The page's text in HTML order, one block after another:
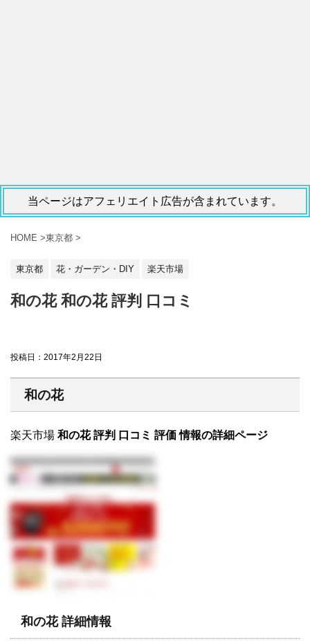
当ページはアフェリエイト広告が含まれています。
HOME >東京都 >
東京都 花・ガーデン・DIY 楽天市場
和の花 和の花 評判 口コミ
投稿日： 2017年2月22日
和の花
楽天市場 和の花 評判 口コミ 評価 情報の詳細ページ
和の花 詳細情報